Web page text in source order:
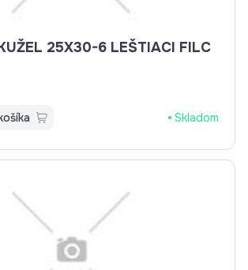
25X30-6 LEŠTIACI FILC
Skladom